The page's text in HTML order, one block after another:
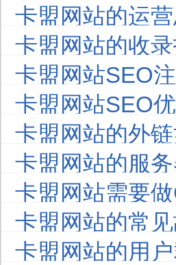
卡盟网站的运
卡盟网站的收
卡盟网站SEO
卡盟网站SEO
卡盟网站的外
卡盟网站的服
卡盟网站需要
卡盟网站的常
卡盟网站的用